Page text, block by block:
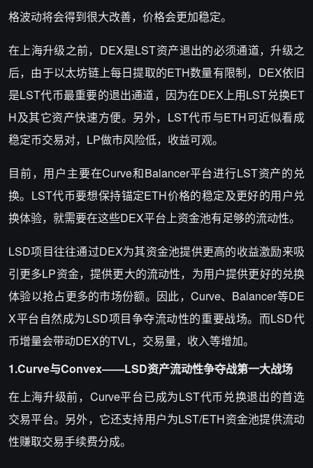
格波动将会得到很大改善，价格会更加稳定。
在上海升级之前，DEX是LST资产退出的必须通道，升级之
后，由于以太坊链上每日提取的ETH数量有限制，DEX依旧
是LST代币最重要的退出通道，因为在DEX上用LST兑换ET
H及其它资产快速方便。另外，LST代币与ETH可近似看成
稳定币交易对，LP做市风险低，收益可观。
目前，用户主要在Curve和Balancer平台进行LST资产的兑
换。LST代币要想保持锚定ETH价格的稳定及更好的用户兑
换体验，就需要在这些DEX平台上资金池有足够的流动性。
LSD项目往往通过DEX为其资金池提供更高的收益激励来吸
引更多LP资金，提供更大的流动性，为用户提供更好的兑换
体验以抢占更多的市场份额。因此，Curve、Balancer等DE
X平台自然成为LSD项目争夺流动性的重要战场。而LSD代
币增量会带动DEX的TVL，交易量，收入等增加。
1.Curve与Convex——LSD资产流动性争夺战第一大战场
在上海升级前，Curve平台已成为LST代币兑换退出的首选
交易平台。另外，它还支持用户为LST/ETH资金池提供流动
性赚取交易手续费分成。